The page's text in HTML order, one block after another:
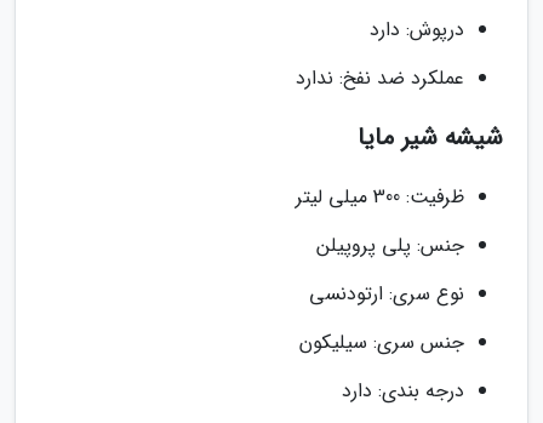
درپوش: دارد
عملکرد ضد نفخ: ندارد
شیشه شیر مایا
ظرفیت: 300 میلی لیتر
جنس: پلی پروپیلن
نوع سری: ارتودنسی
جنس سری: سیلیکون
درجه بندی: دارد